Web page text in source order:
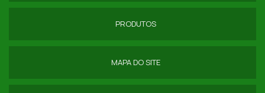
PRODUTOS
MAPA DO SITE